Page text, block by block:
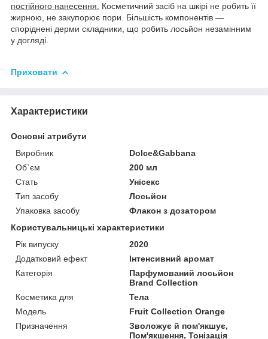
постійного нанесення.
Косметичний засіб на шкірі не робить її
жирною, не закупорює пори. Більшість компонентів —
споріднені дерми складники, що робить лосьйон незамінним
у догляді.
Приховати
Характеристики
Основні атрибути
Виробник
Dolce&Gabbana
Об`єм
200 мл
Стать
Унісекс
Тип засобу
Лосьйон
Упаковка засобу
Флакон з дозатором
Користувальницькі характеристики
Рік випуску
2020
Додатковий ефект
Інтенсивний аромат
Категорія
Парфумований лосьйон
Brand Collection
Косметика для
Тела
Мoдель
Fruit Collection Orange
Призначення
Зволожує й пом'якшує,
Пом'якшення, Тонізація